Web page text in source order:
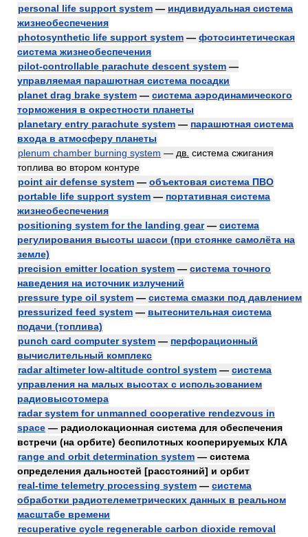
personal life support system — индивидуальная система
жизнеобеспечения
photosynthetic life support system — фотосинтетическая
система жизнеобеспечения
pilot-controllable parachute descent system —
управляемая парашютная система посадки
planet drag brake system — система аэродинамического
торможения в окрестности планеты
planetary entry parachute system — парашютная система
входа в атмосферу планеты
plenum chamber burning system — дв. система сжигания
топлива во втором контуре
point air defense system — объектовая система ПВО
portable life support system — портативная система
жизнеобеспечения
positioning system for the landing gear— система
регулирования высоты шасси (при стоянке самолёта на
земле)
precision emitter location system — система точного
наведения на источник излучений
pressure type oil system — система смазки под давлением
pressurized feed system — вытеснительная система
подачи (топлива)
punch card computer system — перфорационный
вычислительный комплекс
radar altimeter low-altitude control system — система
управления на малых высотах с использованием
радиовысотомера
radar system for unmanned cooperative rendezvous in
space — радиолокационная система для обеспечения
встречи (на орбите) беспилотных кооперируемых КЛА
range and orbit determination system — система
определения дальностей [расстояний] и орбит
real-time telemetry processing system — система
обработки радиотелеметрических данных в реальном
масштабе времени
recuperative cycle regenerable carbon dioxide removal